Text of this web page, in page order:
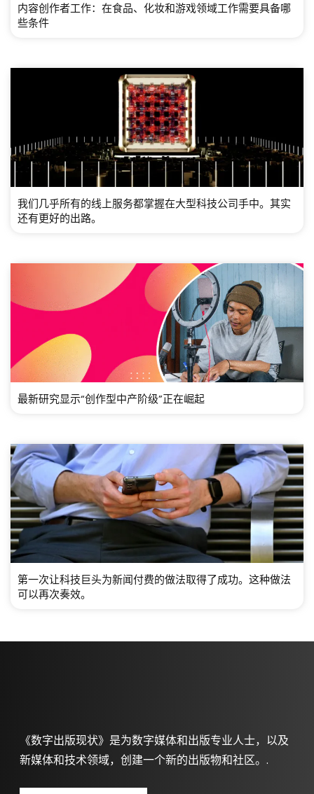
内容创作者工作：在食品、化妆和游戏领域工作需要具备哪
些条件
我们几乎所有的线上服务都掌握在大型科技公司手中。其实
还有更好的出路。
最新研究显示“创作型中产阶级”正在崛起
第一次让科技巨头为新闻付费的做法取得了成功。这种做法
可以再次奏效。
《数字出版现状》是为数字媒体和出版专业人士，以及
新媒体和技术领域，创建一个新的出版物和社区。.